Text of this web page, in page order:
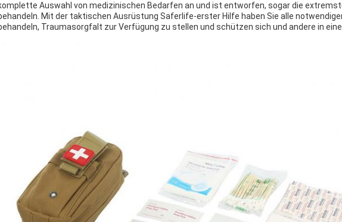
Auswahl von medizinischen Bedarfen an und ist entworfen, sogar die
Mit der taktischen Ausrüstung Saferlife-erster Hilfe haben Sie alle
Traumasorgfalt zur Verfügung zu stellen und schützen sich und andere in